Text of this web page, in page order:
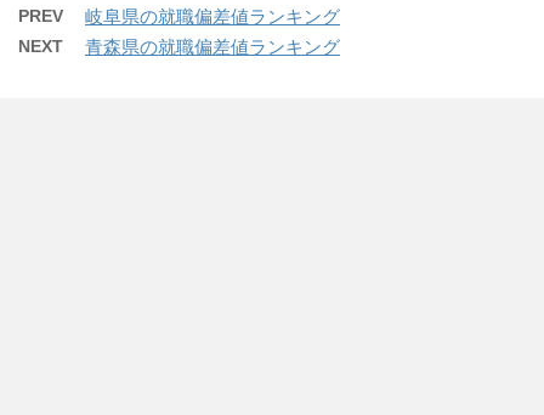
PREV 岐阜県の就職偏差値ランキング
NEXT 青森県の就職偏差値ランキング